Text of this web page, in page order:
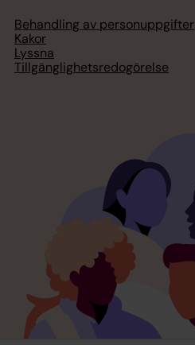
Behandling av personuppgifter
Kakor
Lyssna
Tillgänglighetsredogörelse